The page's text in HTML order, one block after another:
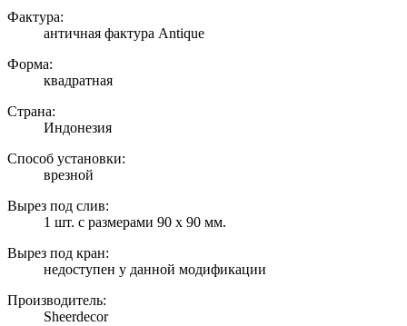
Фактура:
античная фактура Antique
Форма:
квадратная
Страна:
Индонезия
Способ установки:
врезной
Вырез под слив:
1 шт. с размерами 90 х 90 мм.
Вырез под кран:
недоступен у данной модификации
Производитель:
Sheerdecor